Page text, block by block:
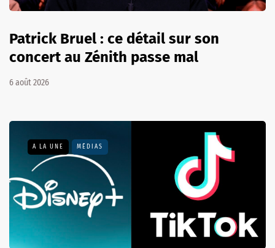
Patrick Bruel : ce détail sur son
concert au Zénith passe mal
6 août 2026
A LA UNE MÉDIAS